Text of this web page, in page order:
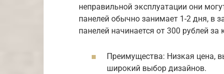
неправильной эксплуатации они
панелей обычно занимает 1-2 дня, в
панелей начинается от 300 рублей
Преимущества: Низкая цена,
широкий выбор дизайнов.